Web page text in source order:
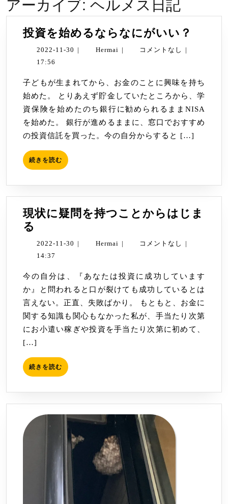
アーカイブ: ヘルメス日記
投資を始めるならなにがいい？
め
る
な
ら
な
2022-11-30 2022-
| Hermai Hermai
| コメントなし
|
17:56
子どもが生まれてから、お金のことに興味を持ち
始めた。 とりあえず貯金していたところから、学
資保険を始めたのち銀行に勧められるままNISA
を始めた。 銀行が進めるままに、窓口でおすすめ
の投資信託を買った。今の自分からすると […]
続きを読む 続
き
読
む
現状に疑問を持つことからはじま
る
状
に
問
を
持
つ
こ
と
か
ら
ま
2022-11-30 2022-
| Hermai Hermai
| コメントなし
|
14:37
今の自分は、『あなたは投資に成功しています
か』と問われると口が裂けても成功しているとは
言えない。正直、失敗ばかり。 もともと、お金に
関する知識も関心もなかった私が、手当たり次第
にお小遣い稼ぎや投資を手当たり次第に初めて、
[…]
続きを読む 続
き
読
む